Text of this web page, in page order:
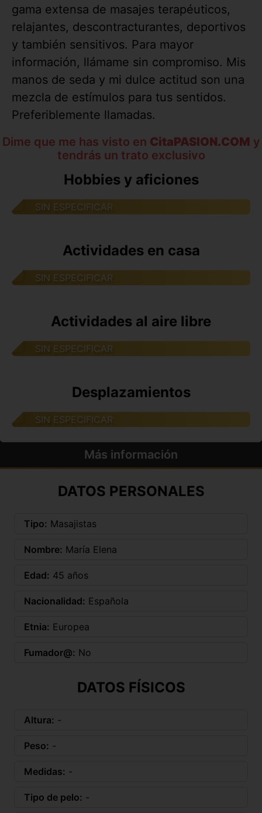
gama extensa de masajes terapéuticos,
relajantes, descontracturantes, deportivos
y también sensitivos. Para mayor
información, llámame sin compromiso. Mis
manos de seda y mi dulce actitud son una
mezcla de estímulos para tus sentidos.
Preferiblemente llamadas.
Dime que me has visto en CitaPASION.COM y
tendrás un trato exclusivo
Hobbies y aficiones
SIN ESPECIFICAR
Actividades en casa
SIN ESPECIFICAR
Actividades al aire libre
SIN ESPECIFICAR
Desplazamientos
SIN ESPECIFICAR
Más información
DATOS PERSONALES
Tipo: Masajistas
Nombre: María Elena
Edad: 45 años
Nacionalidad: Española
Etnia: Europea
Fumador@: No
DATOS FÍSICOS
Altura: -
Peso: -
Medidas: -
Tipo de pelo: -